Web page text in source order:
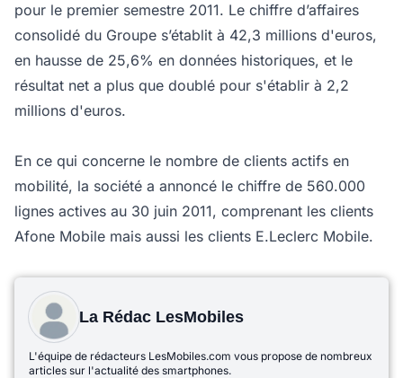
pour le premier semestre 2011. Le chiffre d’affaires
consolidé du Groupe s’établit à 42,3 millions d'euros,
en hausse de 25,6% en données historiques, et le
résultat net a plus que doublé pour s'établir à 2,2
millions d'euros.
En ce qui concerne le nombre de clients actifs en
mobilité, la société a annoncé le chiffre de 560.000
lignes actives au 30 juin 2011, comprenant les clients
Afone Mobile mais aussi les clients E.Leclerc Mobile.
La Rédac LesMobiles
L'équipe de rédacteurs LesMobiles.com vous propose de nombreux
articles sur l'actualité des smartphones.